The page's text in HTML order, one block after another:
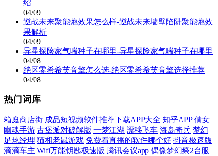
绍
04/09
逆战未来聚能炮效果怎么样-逆战未来墙壁陷阱聚能炮效
果解析
04/09
异星探险家气喘种子在哪里-异星探险家气喘种子在哪里
04/08
绝区零希希芙音擎怎么选-绝区零希希芙音擎选择推荐
04/08
热门词库
箱庭商店街 成品短视频软件推荐下载APP大全 知乎APP 倩女
幽魂手游 古堡派对破解版 一梦江湖 漂移飞车 海岛奇兵 梦幻
足球经理 猫和老鼠游戏 免费看直播的软件哪个好 抖音极速版
滴滴车主 Wifi万能钥匙极速版 腾讯会议app 偶像梦幻祭2台服